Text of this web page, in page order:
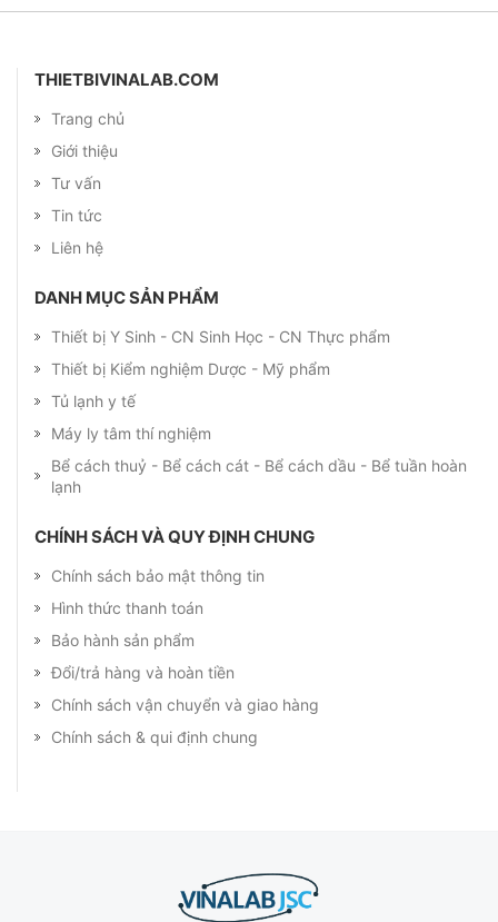
THIETBIVINALAB.COM
Trang chủ
Giới thiệu
Tư vấn
Tin tức
Liên hệ
DANH MỤC SẢN PHẨM
Thiết bị Y Sinh - CN Sinh Học - CN Thực phẩm
Thiết bị Kiểm nghiệm Dược - Mỹ phẩm
Tủ lạnh y tế
Máy ly tâm thí nghiệm
Bể cách thuỷ - Bể cách cát - Bể cách dầu - Bể tuần hoàn
lạnh
CHÍNH SÁCH VÀ QUY ĐỊNH CHUNG
Chính sách bảo mật thông tin
Hình thức thanh toán
Bảo hành sản phẩm
Đổi/trả hàng và hoàn tiền
Chính sách vận chuyển và giao hàng
Chính sách & qui định chung